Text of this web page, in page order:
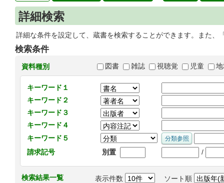
詳細検索
詳細な条件を設定して、蔵書を検索することができます。また
検索条件
資料種別 図書 雑誌 視聴覚 児童
キーワード１
キーワード２
キーワード３
キーワード４
キーワード５
請求記号
別置 /
検索結果一覧 表示件数 ソート順